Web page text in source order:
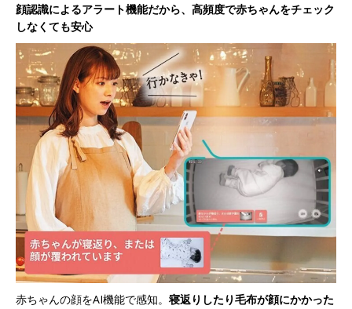
顔認識によるアラート機能だから、高頻度で赤ちゃんをチェック
しなくても安心
赤ちゃんの顔をAI機能で感知。 寝返りしたり毛布が顔にかかった